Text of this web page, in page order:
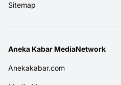
Sitemap
Aneka Kabar MediaNetwork
Anekakabar.com